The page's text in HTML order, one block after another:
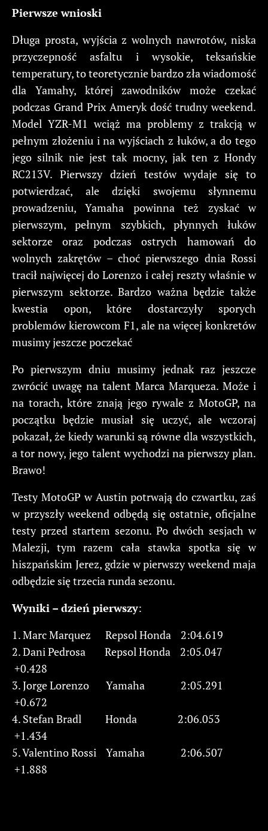
Pierwsze wnioski
Długa prosta, wyjścia z wolnych nawrotów, niska
przyczepność asfaltu i wysokie, teksańskie
temperatury, to teoretycznie bardzo zła wiadomość
dla Yamahy, której zawodników może czekać
podczas Grand Prix Ameryk dość trudny weekend.
Model YZR-M1 wciąż ma problemy z trakcją w
pełnym złożeniu i na wyjściach z łuków, a do tego
jego silnik nie jest tak mocny, jak ten z Hondy
RC213V. Pierwszy dzień testów wydaje się to
potwierdzać, ale dzięki swojemu słynnemu
prowadzeniu, Yamaha powinna też zyskać w
pierwszym, pełnym szybkich, płynnych łuków
sektorze oraz podczas ostrych hamowań do
wolnych zakrętów – choć pierwszego dnia Rossi
tracił najwięcej do Lorenzo i całej reszty właśnie w
pierwszym sektorze. Bardzo ważna będzie także
kwestia opon, które dostarczyły sporych
problemów kierowcom F1, ale na więcej konkretów
musimy jeszcze poczekać
Po pierwszym dniu musimy jednak raz jeszcze
zwrócić uwagę na talent Marca Marqueza. Może i
na torach, które znają jego rywale z MotoGP, na
początku będzie musiał się uczyć, ale wczoraj
pokazał, że kiedy warunki są równe dla wszystkich,
a tor nowy, jego talent wychodzi na pierwszy plan.
Brawo!
Testy MotoGP w Austin potrwają do czwartku, zaś
w przyszły weekend odbędą się ostatnie, oficjalne
testy przed startem sezonu. Po dwóch sesjach w
Malezji, tym razem cała stawka spotka się w
hiszpańskim Jerez, gdzie w pierwszy weekend maja
odbędzie się trzecia runda sezonu.
Wyniki – dzień pierwszy:
1. Marc Marquez Repsol Honda 2:04.619
2. Dani Pedrosa Repsol Honda 2:05.047
+0.428
3. Jorge Lorenzo Yamaha 2:05.291
+0.672
4. Stefan Bradl Honda 2:06.053
+1.434
5. Valentino Rossi Yamaha 2:06.507
+1.888